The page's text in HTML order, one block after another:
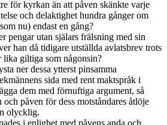
för kyrkan än att påven skänkte varje
och delaktighet hundra gånger om
nu) endast en gång?
pengar utan själars frälsning med sin
han då tidigare utställda avlatsbrev trots
lika giltiga som någonsin?
ner dessa ytterst pinsamma
sida med rent maktspråk i
dem med förnuftiga argument, så
påven för dess motståndares åtlöje
olycklig.
i enlighet med påvens anda och